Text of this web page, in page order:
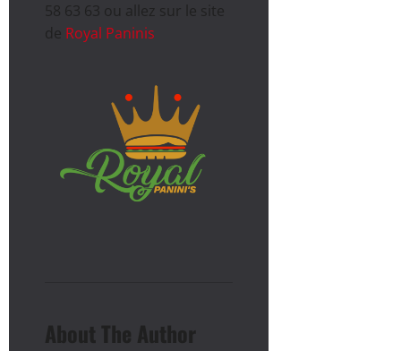
58 63 63 ou allez sur le site
de Royal Paninis
About The Author